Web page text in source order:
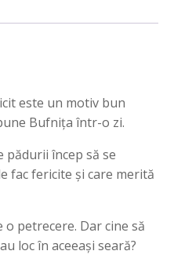
este un motiv bun
Bufniţa într-o zi.
pădurii încep să se
fac fericite şi care merită
o petrecere. Dar cine să
loc în aceeaşi seară?